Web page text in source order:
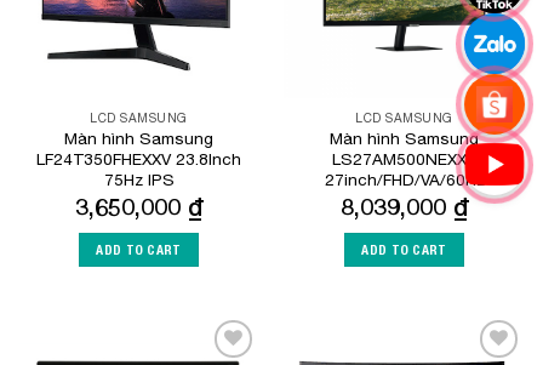
LCD SAMSUNG
Màn hình Samsung
LF24T350FHEXXV 23.8Inch
75Hz IPS
3,650,000 ₫
ADD TO CART
LCD SAMSUNG
Màn hình Samsung
LS27AM500NEXXV
27inch/FHD/VA/60Hz
8,039,000 ₫
ADD TO CART